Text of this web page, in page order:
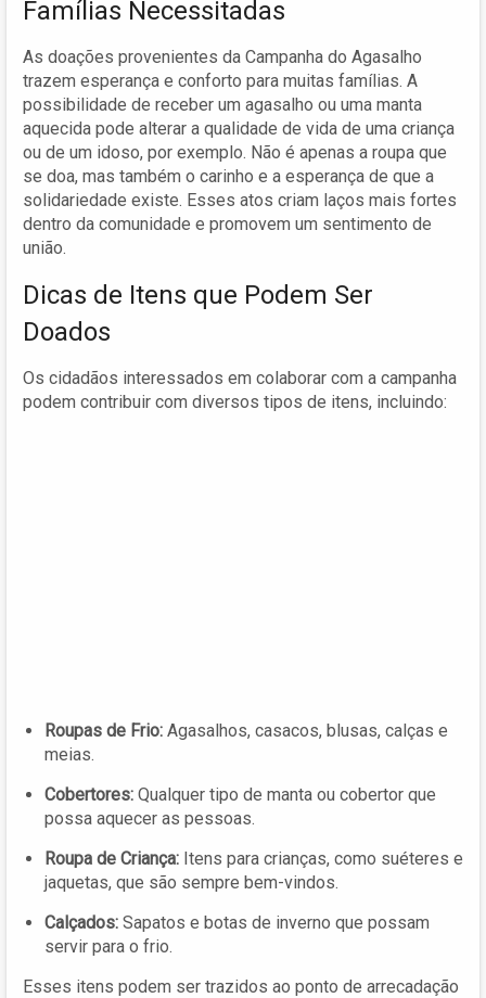
Famílias Necessitadas
As doações provenientes da Campanha do Agasalho
trazem esperança e conforto para muitas famílias. A
possibilidade de receber um agasalho ou uma manta
aquecida pode alterar a qualidade de vida de uma criança
ou de um idoso, por exemplo. Não é apenas a roupa que
se doa, mas também o carinho e a esperança de que a
solidariedade existe. Esses atos criam laços mais fortes
dentro da comunidade e promovem um sentimento de
união.
Dicas de Itens que Podem Ser
Doados
Os cidadãos interessados em colaborar com a campanha
podem contribuir com diversos tipos de itens, incluindo:
Roupas de Frio: Agasalhos, casacos, blusas, calças e
meias.
Cobertores: Qualquer tipo de manta ou cobertor que
possa aquecer as pessoas.
Roupa de Criança: Itens para crianças, como suéteres e
jaquetas, que são sempre bem-vindos.
Calçados: Sapatos e botas de inverno que possam
servir para o frio.
Esses itens podem ser trazidos ao ponto de arrecadação